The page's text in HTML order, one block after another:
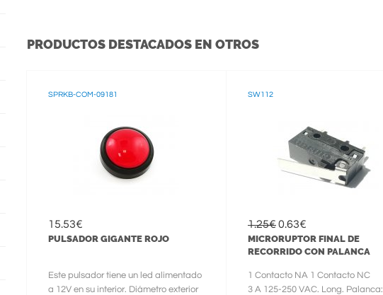
PRODUCTOS DESTACADOS EN OTROS
SPRKB-COM-09181
15.53€
PULSADOR GIGANTE ROJO
Este pulsador tiene un led alimentado
a 12V en su interior. Diámetro exterior
SW112
1.25€0.63€
MICRORUPTOR FINAL DE
RECORRIDO CON PALANCA
1 Contacto NA 1 Contacto NC
3 A 125-250 VAC. Long. Palanca: